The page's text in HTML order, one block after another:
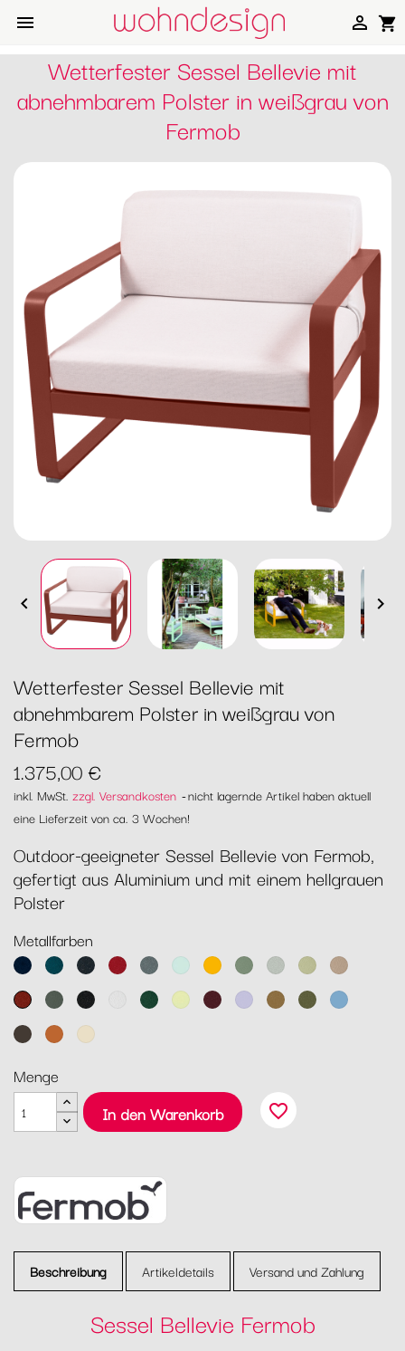
 shopping_cart

Wetterfester Sessel Bellevie mit
abnehmbarem Polster in weißgrau von
Fermob
 
Wetterfester Sessel Bellevie mit
abnehmbarem Polster in weißgrau von
Fermob
1.375,00 €
inkl. MwSt. zzgl. Versandkosten nicht lagernde Artikel haben aktuell
eine Lieferzeit von ca. 3 Wochen!
Outdoor-geeigneter Sessel Bellevie von Fermob,
gefertigt aus Aluminium und mit einem hellgrauen
Polster
Metallfarben
AbyssblauAcapulcoblau
Anthrazit
Chili Gewittergrau
Gletscherminze
HonigKaktusLehmgrau
LindgrünMuskat
OckerRosmarin
Lakritz Baumwollweiß
Zederngrün
Zitronensorbet
Schwarzkirsche
Marshmallo
Lebkuchen
PestoMaya
TonkaKandierte
Latte-
Menge
In den Warenkorb
favorite_border
Beschreibung Artikeldetails Versand und Zahlung
Sessel Bellevie Fermob